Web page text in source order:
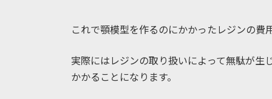
これで顎模型を作るのにかかったレジンの費
実際にはレジンの取り扱いによって無駄が
かかることになります。